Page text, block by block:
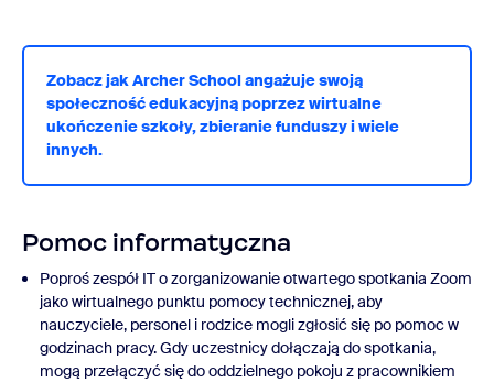
Zobacz jak Archer School angażuje swoją
społeczność edukacyjną poprzez wirtualne
ukończenie szkoły, zbieranie funduszy i wiele
innych.
Pomoc informatyczna
Poproś zespół IT o zorganizowanie otwartego spotkania Zoom
jako wirtualnego punktu pomocy technicznej, aby
nauczyciele, personel i rodzice mogli zgłosić się po pomoc w
godzinach pracy. Gdy uczestnicy dołączają do spotkania,
mogą przełączyć się do oddzielnego pokoju z pracownikiem